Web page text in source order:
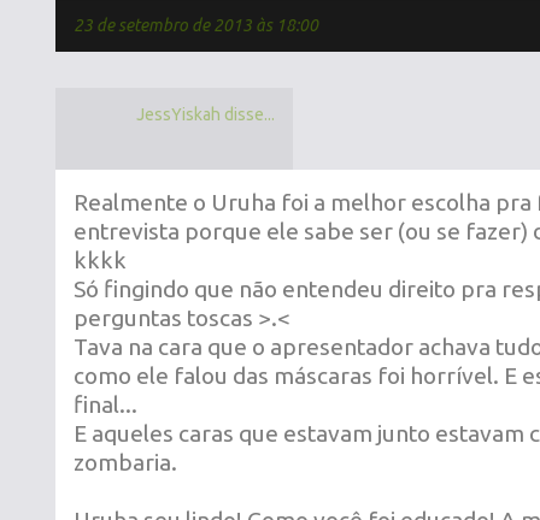
23 de setembro de 2013 às 18:00
JessYiskah disse...
Realmente o Uruha foi a melhor escolha pra
entrevista porque ele sabe ser (ou se fazer)
kkkk
Só fingindo que não entendeu direito pra
perguntas toscas >.<
Tava na cara que o apresentador achava
como ele falou das máscaras foi horrível. E
final...
E aqueles caras que estavam junto estavam
zombaria.